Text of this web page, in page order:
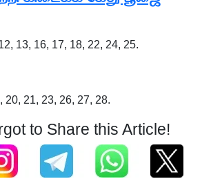
13, 16, 17, 18, 22, 24, 25.
20, 21, 23, 26, 27, 28.
to Share this Article!